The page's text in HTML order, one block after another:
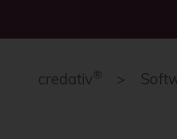
credativ ®